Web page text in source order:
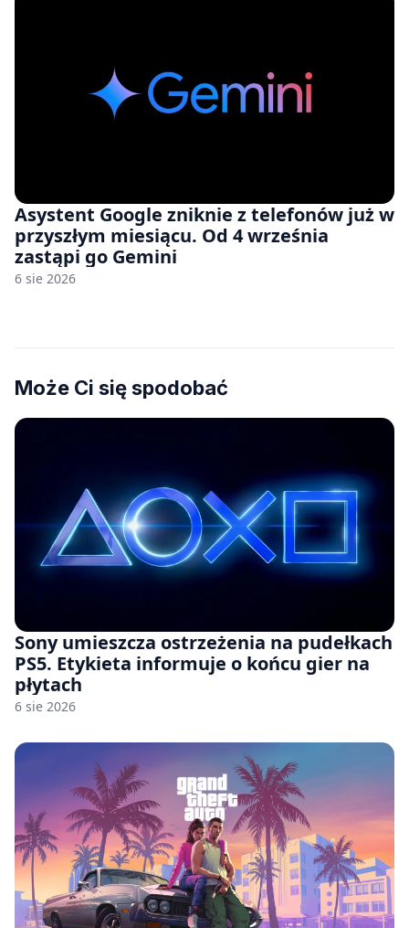
Asystent Google zniknie z telefonów już w
przyszłym miesiącu. Od 4 września
zastąpi go Gemini
6 sie 2026
Może Ci się spodobać
Sony umieszcza ostrzeżenia na pudełkach
PS5. Etykieta informuje o końcu gier na
płytach
6 sie 2026